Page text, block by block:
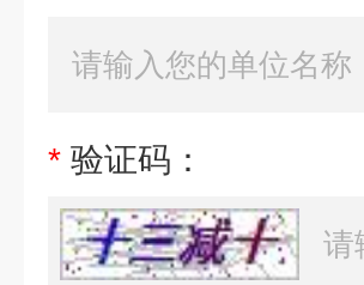
* 验证码：